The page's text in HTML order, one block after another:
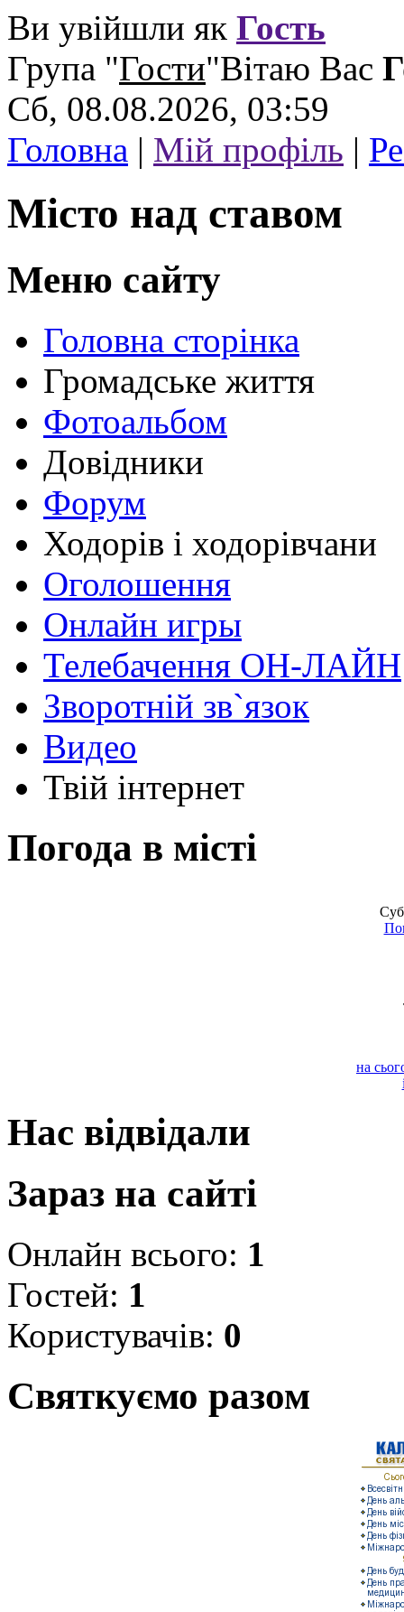
Ви увійшли як Гость
Група "Гости"Вітаю Вас
Сб, 08.08.2026, 03:59
Головна | Мій профіль |
Місто над ставом
Меню сайту
Головна сторінка
Громадське життя
Фотоальбом
Довідники
Форум
Ходорів і ходорівчани
Оголошення
Онлайн игры
Телебачення ОН-ЛАЙН
Зворотній зв`язок
Видео
Твій інтернет
Погода в місті
на
Нас відвідали
Зараз на сайті
Онлайн всього: 1
Гостей: 1
Користувачів: 0
Святкуємо разом